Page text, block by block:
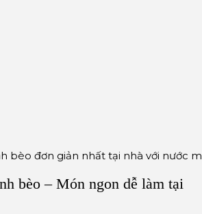
bèo đơn giản nhất tại nhà với nước
bèo – Món ngon dễ làm tại